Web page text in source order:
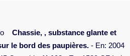
Chassie, , substance glante et
le bord des paupières. - En: 2004